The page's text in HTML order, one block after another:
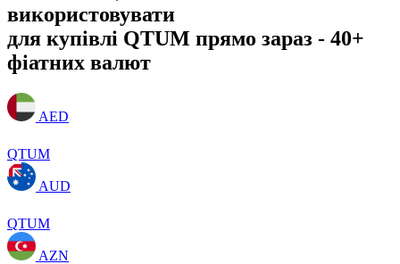
використовувати
для купівлі QTUM прямо зараз - 40+
фіатних валют
AED
QTUM
AUD
QTUM
AZN